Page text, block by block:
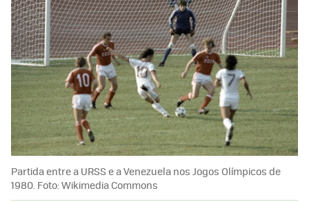
Partida entre a URSS e a Venezuela nos Jogos Olímpicos de
1980. Foto: Wikimedia Commons